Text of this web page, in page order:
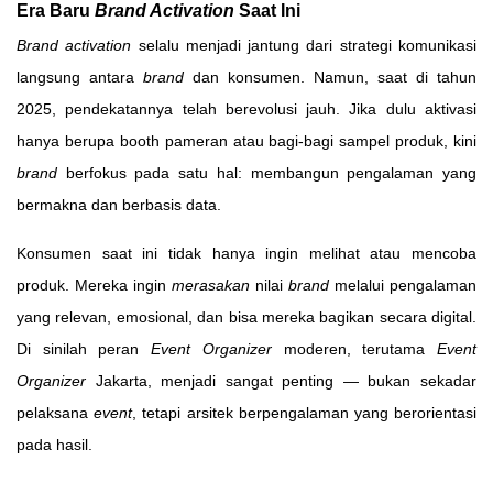
Era Baru Brand Activation Saat Ini
Brand activation selalu menjadi jantung dari strategi komunikasi
langsung antara brand dan konsumen. Namun, saat di tahun
2025, pendekatannya telah berevolusi jauh. Jika dulu aktivasi
hanya berupa booth pameran atau bagi-bagi sampel produk, kini
brand berfokus pada satu hal: membangun pengalaman yang
bermakna dan berbasis data.
Konsumen saat ini tidak hanya ingin melihat atau mencoba
produk. Mereka ingin merasakan nilai brand melalui pengalaman
yang relevan, emosional, dan bisa mereka bagikan secara digital.
Di sinilah peranEvent Organizermoderen, terutamaEvent
Organizer Jakarta, menjadi sangat penting — bukan sekadar
pelaksanaevent, tetapi arsitek berpengalaman yang berorientasi
pada hasil.